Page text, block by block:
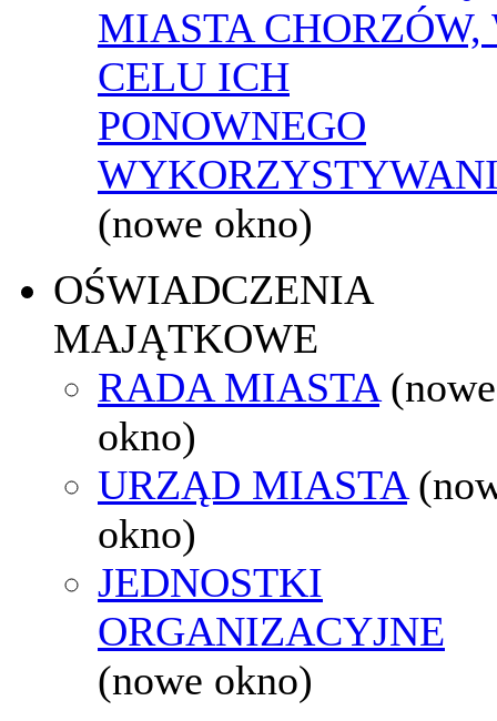
MIASTA CHORZÓW,
CELU ICH
PONOWNEGO
(nowe okno)
OŚWIADCZENIA
MAJĄTKOWE
RADA MIASTA (nowe
okno)
URZĄD MIASTA
okno)
JEDNOSTKI
ORGANIZACYJNE
(nowe okno)